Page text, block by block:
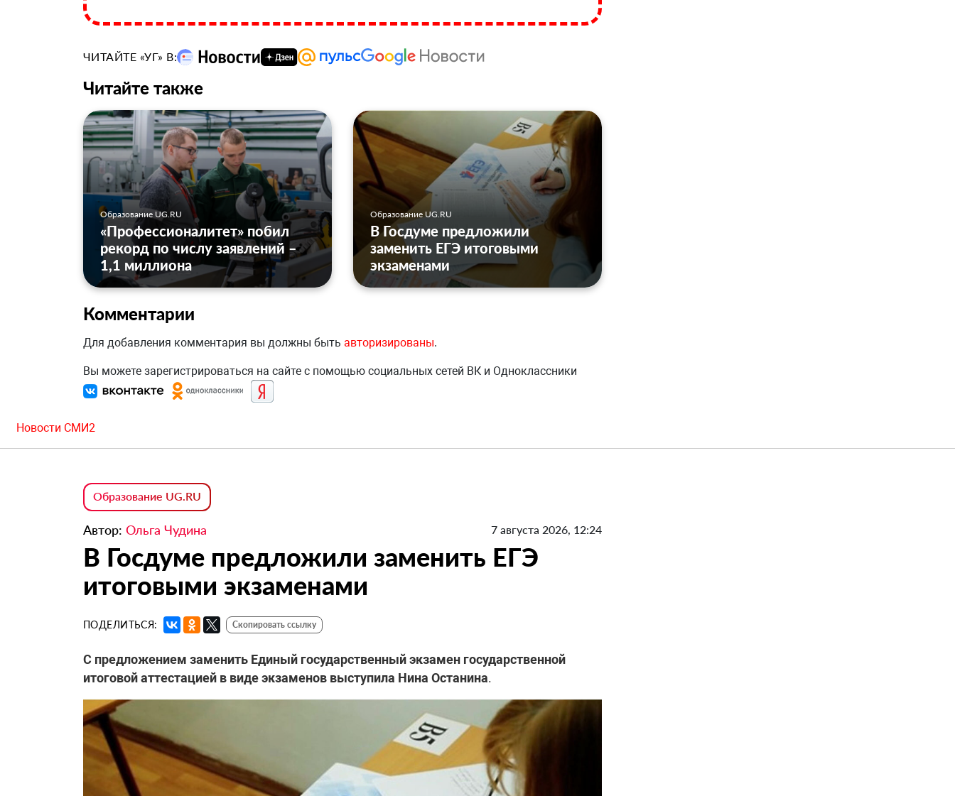
ЧИТАЙТЕ «УГ» В:
Читайте также
Образование UG.RU
«Профессионалитет» побил
рекорд по числу заявлений –
1,1 миллиона
Образование UG.RU
В Госдуме предложили
заменить ЕГЭ итоговыми
экзаменами
Комментарии
Для добавления комментария вы должны быть авторизированы.
Вы можете зарегистрироваться на сайте с помощью социальных сетей ВК и Одноклассники
Новости СМИ2
Образование UG.RU
Автор: Ольга Чудина 7 августа 2026, 12:24
В Госдуме предложили заменить ЕГЭ
итоговыми экзаменами
ПОДЕЛИТЬСЯ: Скопировать ссылку
С предложением заменить Единый государственный экзамен государственной
итоговой аттестацией в виде экзаменов выступила Нина Останина.